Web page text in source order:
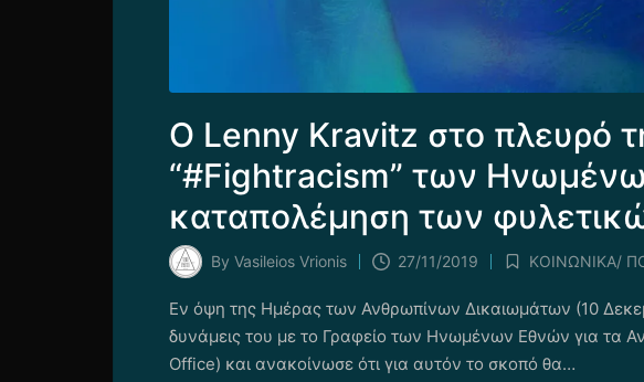
Ο Lenny Kravitz στο πλευρό
“#Fightracism” των
καταπολέμηση των
Posted
by
By Vasileios Vrionis 27/11/2019
Posted
ΚΟΙΝΩΝΙΚΑ/
Εν όψη της Ημέρας των Ανθρωπίνων Δικαιωμάτων (10
δυνάμεις του με το Γραφείο των Ηνωμένων Εθνών για τα
Office) και ανακοίνωσε ότι για αυτόν το σκοπό θα…